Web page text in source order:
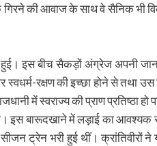
की आवाज के साथ वे सैनिक भी
इस बीच सैकड़ों अंग्रेज अपनी जान
रक्षण की इच्छा होने से तथा उस
में स्वराज्य की प्राण प्रतिष्ठा हो
इस बारूदखाने में लड़ाई का आवश्यक
ट्रेन भरी हुई थीं। क्रांतिवीरों ने